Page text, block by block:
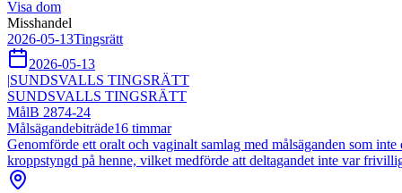
Visa dom
Misshandel
2026-05-13Tingsrätt
2026-05-13
|SUNDSVALLS TINGSRÄTT
SUNDSVALLS TINGSRÄTT
MålB 2874-24
Målsägandebiträde16 timmar
Genomförde ett oralt och vaginalt samlag med målsäganden som
kroppstyngd på henne, vilket medförde att deltagandet inte var